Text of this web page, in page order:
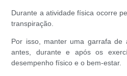
Durante a atividade física ocorre
transpiração.
Por isso, manter uma garrafa de
antes, durante e após os
desempenho físico e o bem-estar.